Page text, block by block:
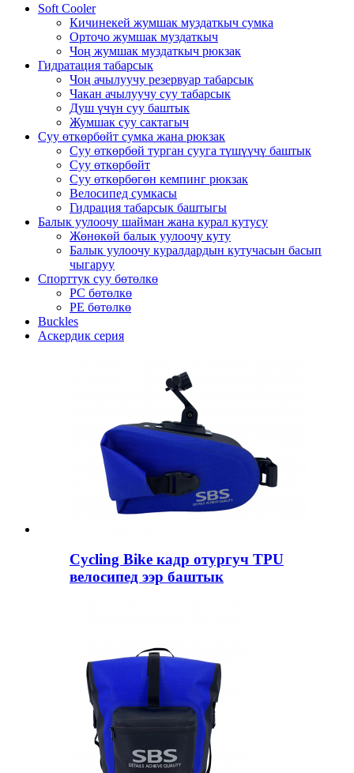
Soft Cooler
Кичинекей жумшак муздаткыч сумка
Орточо жумшак муздаткыч
Чоң жумшак муздаткыч рюкзак
Гидратация табарсык
Чоң ачылуучу резервуар табарсык
Чакан ачылуучу суу табарсык
Душ үчүн суу баштык
Жумшак суу сактагыч
Суу өткөрбөйт сумка жана рюкзак
Суу өткөрбөй турган сууга түшүүчү баштык
Суу өткөрбөйт
Суу өткөрбөгөн кемпинг рюкзак
Велосипед сумкасы
Гидрация табарсык баштыгы
Балык уулоочу шайман жана курал кутусу
Жөнөкөй балык уулоочу куту
Балык уулоочу куралдардын кутучасын басып
чыгаруу
Спорттук суу бөтөлкө
PC бөтөлкө
PE бөтөлкө
Buckles
Аскердик серия
Cycling Bike кадр отургуч TPU
велосипед ээр баштык